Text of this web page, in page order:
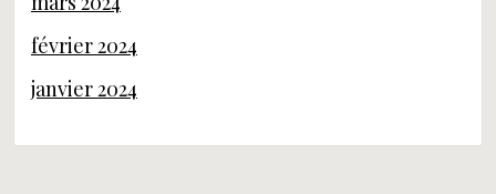
février 2024
janvier 2024